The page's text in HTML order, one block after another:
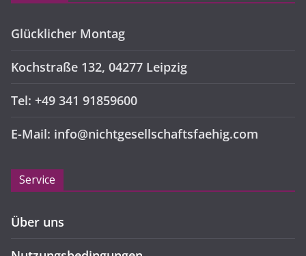
Glücklicher Montag
Kochstraße 132, 04277 Leipzig
Tel: +49 341 91859600
E-Mail: info@nichtgesellschaftsfaehig.com
Service
Über uns